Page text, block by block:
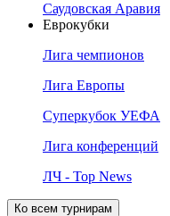
Саудовская Аравия
Еврокубки
Лига чемпионов
Лига Европы
Суперкубок УЕФА
Лига конференций
ЛЧ - Top News
Ко всем турнирам